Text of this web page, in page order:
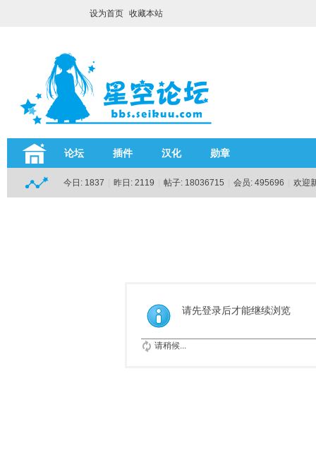
设为首页 收藏本站
论坛 插件 汉化 勋章
今日: 1837 昨日: 2119 帖子: 18036715 会员: 495696 欢迎
请先登录后才能继续浏览
请稍候...